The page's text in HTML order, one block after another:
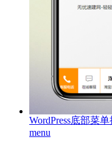
WordPress底部菜
menu